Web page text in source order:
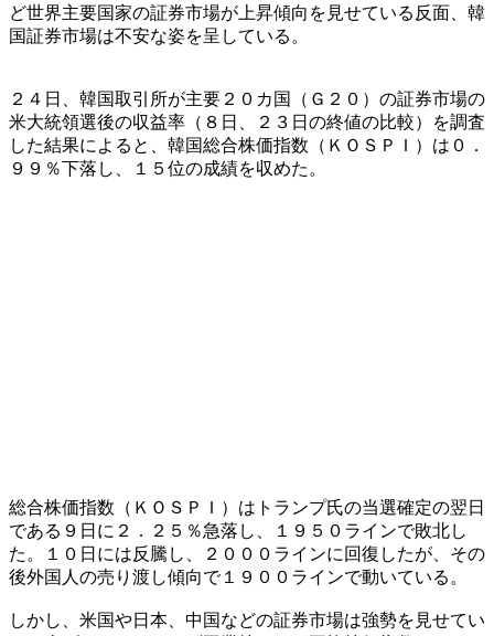
ど世界主要国家の証券市場が上昇傾向を見せている反面、韓
国証券市場は不安な姿を呈している。
２４日、韓国取引所が主要２０カ国（Ｇ２０）の証券市場の
米大統領選後の収益率（８日、２３日の終値の比較）を調査
した結果によると、韓国総合株価指数（ＫＯＳＰＩ）は０．
９９％下落し、１５位の成績を収めた。
総合株価指数（ＫＯＳＰＩ）はトランプ氏の当選確定の翌日
である９日に２．２５％急落し、１９５０ラインで敗北し
た。１０日には反騰し、２０００ラインに回復したが、その
後外国人の売り渡し傾向で１９００ラインで動いている。
しかし、米国や日本、中国などの証券市場は強勢を見せてい